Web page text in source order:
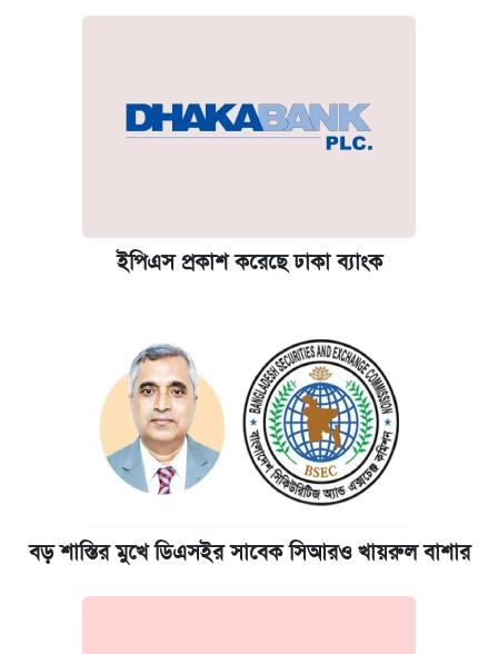
ইপিএস প্রকাশ করেছে ঢাকা ব্যাংক
বড় শাস্তির মুখে ডিএসইর সাবেক সিআরও খায়রুল বাশার